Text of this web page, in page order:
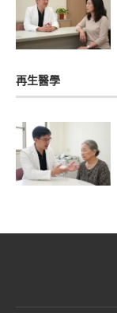
再生醫學